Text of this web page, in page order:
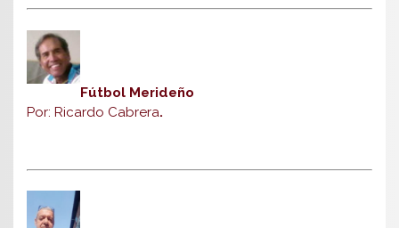
Fútbol Merideño
Por: Ricardo Cabrera.